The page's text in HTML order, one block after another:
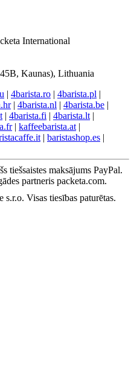
International
Kaunas), Lithuania
| 4barista.ro | 4barista.pl |
| 4barista.nl | 4barista.be |
| 4barista.fi | 4barista.lt |
| kaffeebarista.at |
| baristashop.es |
Visas tiesības paturētas.